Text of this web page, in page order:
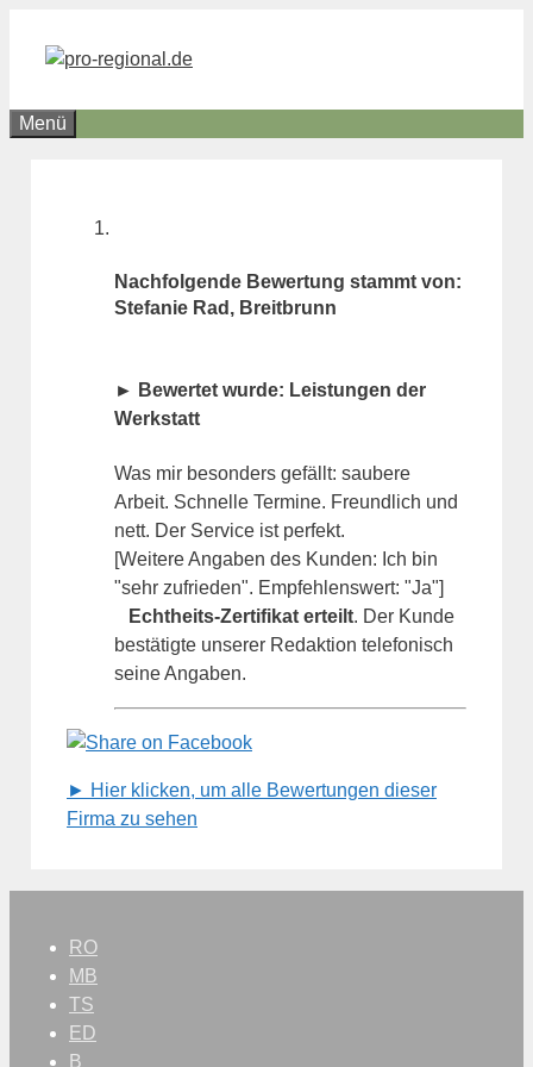
Inhalt
Menü
Nachfolgende Bewertung stammt von:
Stefanie Rad, Breitbrunn
► Bewertet wurde: Leistungen der
Werkstatt
Was mir besonders gefällt: saubere
Arbeit. Schnelle Termine. Freundlich und
nett. Der Service ist perfekt.
[Weitere Angaben des Kunden: Ich bin
"sehr zufrieden". Empfehlenswert: "Ja"]
Echtheits-Zertifikat erteilt. Der Kunde
bestätigte unserer Redaktion telefonisch
seine Angaben.
► Hier klicken, um alle Bewertungen dieser
Firma zu sehen
RO
MB
TS
ED
B